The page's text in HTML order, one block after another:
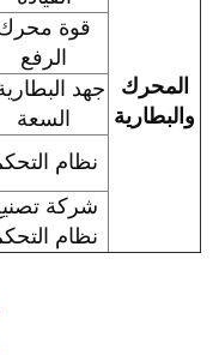
المحرك
والبطارية
قوة
الرفع
جهد
السعة
نظام
شركة
نظام